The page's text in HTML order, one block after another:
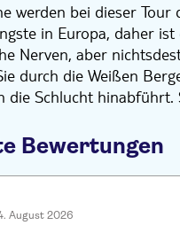
werden bei dieser
in Europa, daher
Nerven, aber
durch die Weißen
Schlucht hinabführt.
Schlucht hindurch und
das "Eiserne Tor" -
stehen.
Sie den Küstenort
in einer Taverne
Ihr Bus auf Sie wartet.
Bewertungen
August 2026